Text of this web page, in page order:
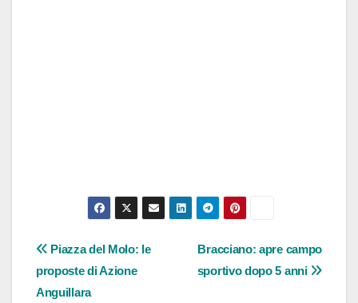
Navigazione
articoli
Bracciano: apre campo
sportivo dopo 5 anni
Piazza del Molo: le
proposte di Azione
Anguillara